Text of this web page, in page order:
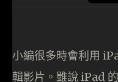
小編很多時會利用
輯影片。雖說 iPad